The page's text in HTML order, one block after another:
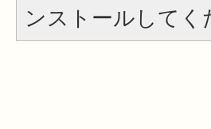
ンストールしてく